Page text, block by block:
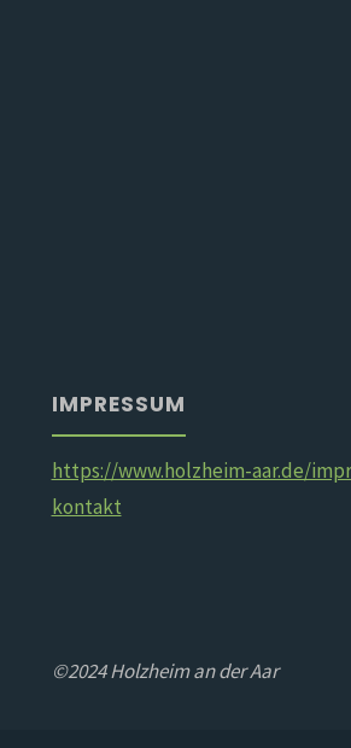
IMPRESSUM
https://www.holzheim-aar.de/
kontakt
©2024 Holzheim an der Aar